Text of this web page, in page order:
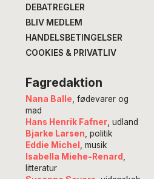
DEBATREGLER
BLIV MEDLEM
HANDELSBETINGELSER
COOKIES & PRIVATLIV
Fagredaktion
Nana Balle , fødevarer og
mad
Hans Henrik Fafner, udland
Bjarke Larsen , politik
Eddie Michel
, musik
Isabella Miehe-Renard
litteratur